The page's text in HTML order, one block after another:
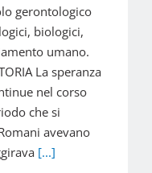
gerontologico
biologici,
umano.
La speranza
nel corso
che si
avevano
[...]